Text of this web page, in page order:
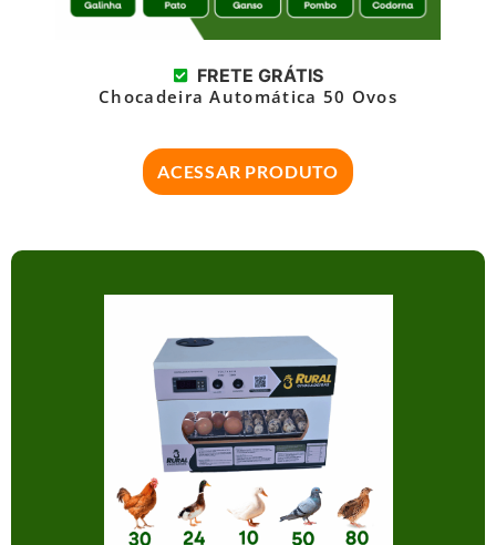
FRETE GRÁTIS
Chocadeira Automática 50 Ovos
ACESSAR PRODUTO